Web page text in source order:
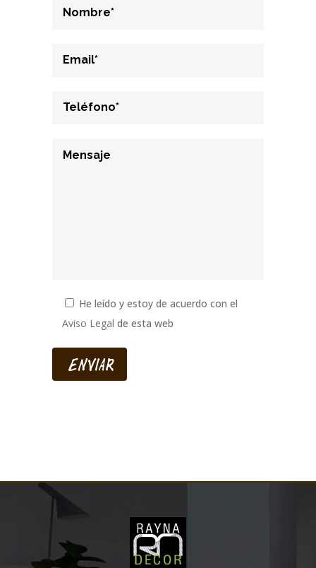
He leído y estoy de acuerdo con el
Aviso Legal de esta web